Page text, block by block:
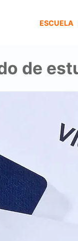
ESCUELA
de